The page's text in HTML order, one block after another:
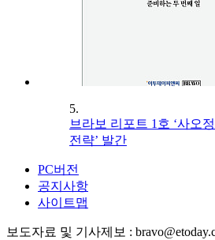
5.
브라보 리포트 1호 ‘사오
전략’ 발간
PC버전
공지사항
사이트맵
보도자료 및 기사제보 :